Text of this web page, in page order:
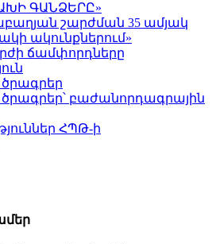
ԳԱՆՁԵՐԸ»
շարժման 35 ամյակ
ակունքներում»
ճամփորդները
բաժանորդագրային
ՀՊԹ-ի